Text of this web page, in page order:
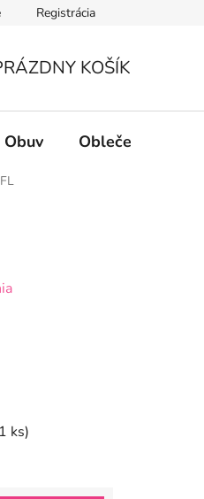
Registrácia
KOŠÍK
Obuv Oblečenie
ks)